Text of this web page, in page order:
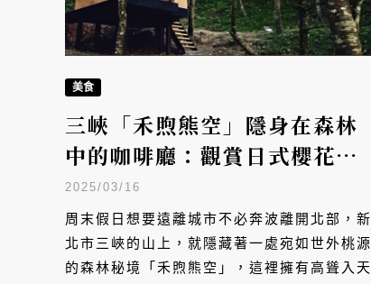
美食
三峽「禾煦熊空」隱身在森林
中的咖啡廳：觀賞日式櫻花
亭，感受被茶園與森林包圍的
空靈氣息！
2025/03/16
周末假日想要遠離城市不必奔波離開北部，新
北市三峽的山上，就隱藏著一處宛如世外桃源
的森林秘境「禾煦熊空」，這裡擁有高聳入天